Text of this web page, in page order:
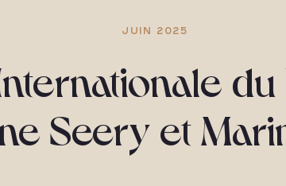
JUIN 2025
du
Seery et